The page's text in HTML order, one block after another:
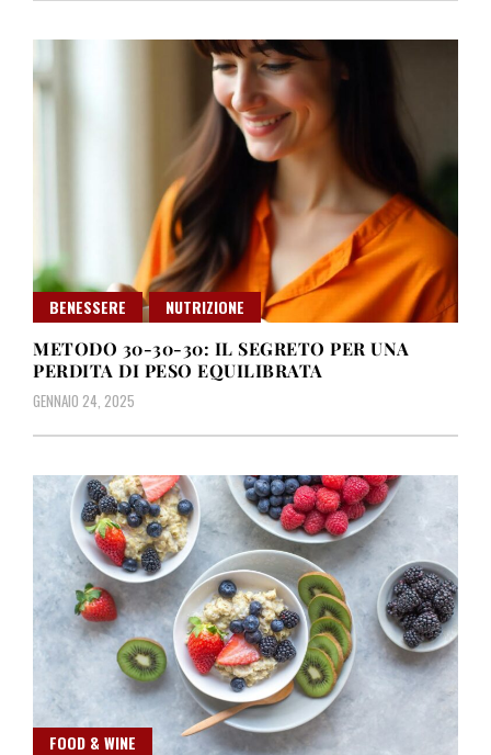
BENESSERE
NUTRIZIONE
METODO 30-30-30: IL SEGRETO PER UNA
PERDITA DI PESO EQUILIBRATA
GENNAIO 24, 2025
FOOD & WINE